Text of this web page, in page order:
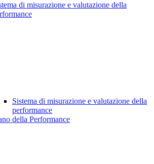
di misurazione e valutazione della
Sistema di misurazione e valutazione della
performance
della Performance